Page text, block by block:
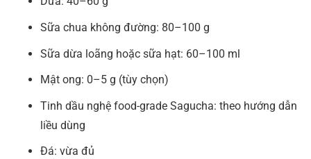
Sữa chua không đường: 80–100 g
Sữa dừa loãng hoặc sữa hạt: 60–100 ml
Mật ong: 0–5 g (tùy chọn)
Tinh dầu nghệ food-grade Sagucha: theo hướng dẫn
liều dùng
Đá: vừa đủ